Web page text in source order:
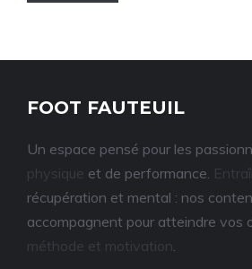
FOOT FAUTEUIL
Un espace pensé pour les
physique et de performance.
récupération et mental : nos
accompagnent pour atteindre vos
méthode et motivation